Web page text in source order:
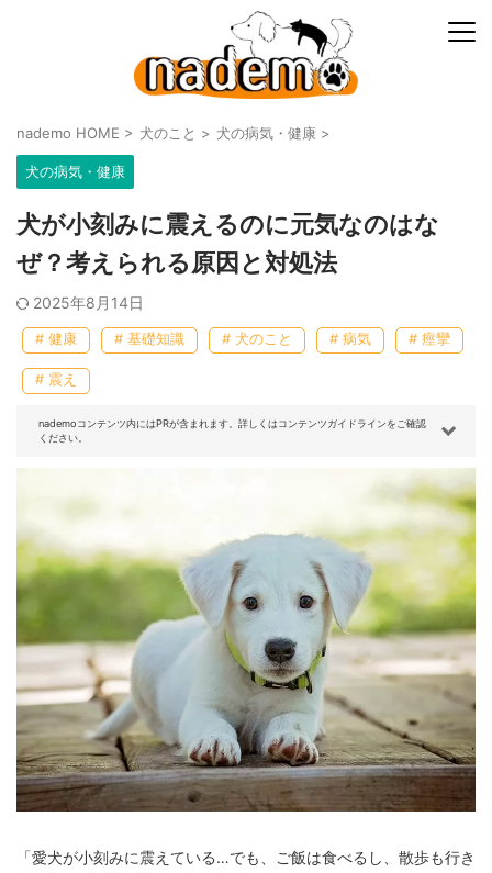
nademo HOME > 犬のこと > 犬の病気・健康 >
犬の病気・健康
犬が小刻みに震えるのに元気なのはな
ぜ？考えられる原因と対処法
2025年8月14日
# 健康 # 基礎知識 # 犬のこと # 病気 # 痙攣
# 震え
nademoコンテンツ内にはPRが含まれます。詳しくはコンテンツガイドラインをご確認
ください。
「愛犬が小刻みに震えている…でも、ご飯は食べるし、散歩も行き